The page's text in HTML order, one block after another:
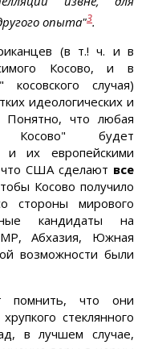
опыта"3.
(в т.! ч. и в
Косово, и в
случая)
идеологических и
Понятно, что любая
Косово" будет
и их европейскими
США сделают все
Косово получило
стороны мирового
кандидаты на
Абхазия, Южная
возможности были
помнить, что они
стеклянного
в лучшем случае,